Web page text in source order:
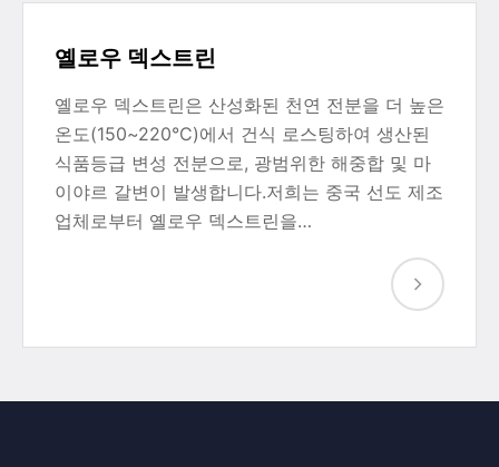
옐로우 덱스트린
옐로우 덱스트린은 산성화된 천연 전분을 더 높은
온도(150~220°C)에서 건식 로스팅하여 생산된
식품등급 변성 전분으로, 광범위한 해중합 및 마
이야르 갈변이 발생합니다.저희는 중국 선도 제조
업체로부터 옐로우 덱스트린을…